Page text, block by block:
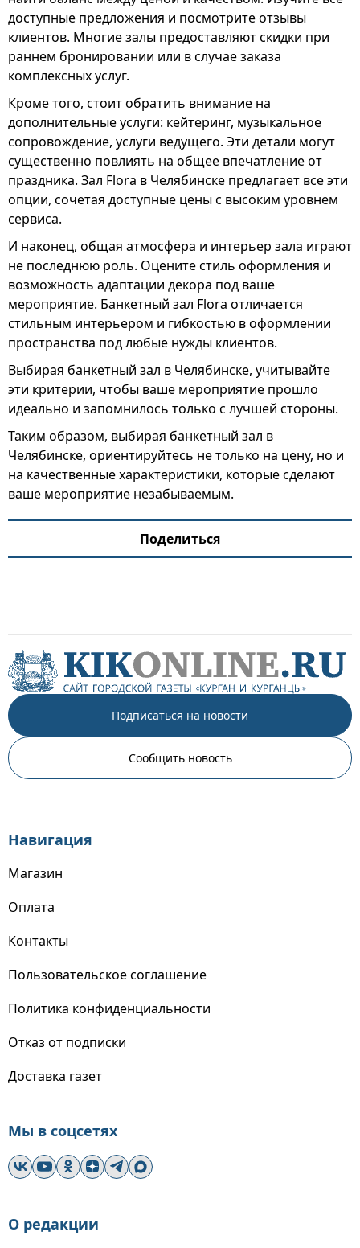
доступные предложения и посмотрите отзывы
клиентов. Многие залы предоставляют скидки при
раннем бронировании или в случае заказа
комплексных услуг.
Кроме того, стоит обратить внимание на
дополнительные услуги: кейтеринг, музыкальное
сопровождение, услуги ведущего. Эти детали могут
существенно повлиять на общее впечатление от
праздника. Зал Flora в Челябинске предлагает все эти
опции, сочетая доступные цены с высоким уровнем
сервиса.
И наконец, общая атмосфера и интерьер зала играют
не последнюю роль. Оцените стиль оформления и
возможность адаптации декора под ваше
мероприятие. Банкетный зал Flora отличается
стильным интерьером и гибкостью в оформлении
пространства под любые нужды клиентов.
Выбирая банкетный зал в Челябинске, учитывайте
эти критерии, чтобы ваше мероприятие прошло
идеально и запомнилось только с лучшей стороны.
Таким образом, выбирая банкетный зал в
Челябинске, ориентируйтесь не только на цену, но и
на качественные характеристики, которые сделают
ваше мероприятие незабываемым.
Поделиться
Подписаться на новости
Сообщить новость
Навигация
Магазин
Оплата
Контакты
Пользовательское соглашение
Политика конфиденциальности
Отказ от подписки
Доставка газет
Мы в соцсетях
О редакции